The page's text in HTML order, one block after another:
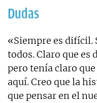
Dudas
«Siempre es difícil.
todos. Claro que
pero tenía claro
aquí. Creo que la
que pensar en el